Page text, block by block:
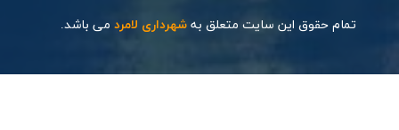
تمام حقوق این سایت متعلق به شهرداری لامرد می باشد.